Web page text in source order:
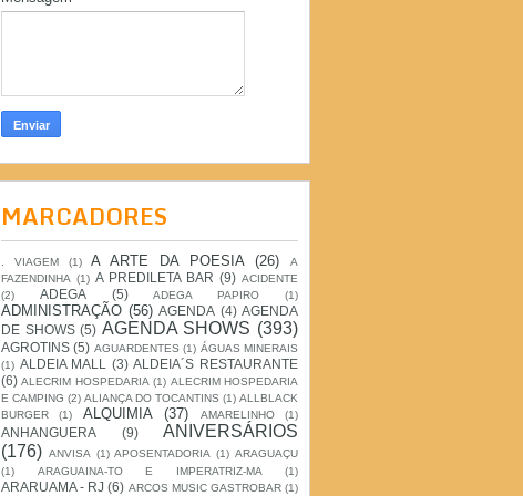
MARCADORES
. VIAGEM (1) A ARTE DA POESIA (26)
A
FAZENDINHA (1) A PREDILETA BAR (9) ACIDENTE
(2)
ADEGA (5) ADEGA PAPIRO (1)
ADMINISTRAÇÃO (56) AGENDA (4) AGENDA
DE SHOWS (5) AGENDA SHOWS (393)
AGROTINS (5) AGUARDENTES (1) ÁGUAS MINERAIS
(1) ALDEIA MALL (3) ALDEIA´S RESTAURANTE
(6) ALECRIM HOSPEDARIA (1) ALECRIM HOSPEDARIA
E CAMPING (2) ALIANÇA DO TOCANTINS (1) ALLBLACK
BURGER
(1) ALQUIMIA (37) AMARELINHO (1)
ANHANGUERA (9)
ANIVERSÁRIOS
(176) ANVISA (1) APOSENTADORIA (1) ARAGUAÇU
(1)
ARAGUAINA-TO E IMPERATRIZ-MA (1)
ARARUAMA - RJ (6) ARCOS MUSIC GASTROBAR (1)